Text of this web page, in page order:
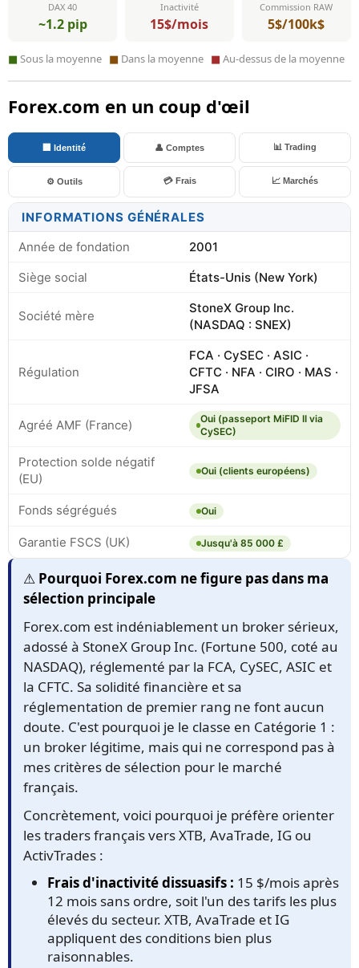
DAX 40
~1.2 pip
Inactivité
15$/mois
Commission RAW
5$/100k$
■Sous la moyenne ■ Dans la moyenne ■ Au-dessus de la moyenne
Forex.com en un coup d'œil
🏢 Identité 👤 Comptes 📊 Trading
⚙️ Outils 💳 Frais 📈 Marchés
INFORMATIONS GÉNÉRALES
Année de fondation
2001
Siège social
États-Unis (New York)
Société mère
StoneX Group Inc.
(NASDAQ : SNEX)
Régulation
FCA · CySEC · ASIC ·
CFTC · NFA · CIRO · MAS ·
JFSA
Agréé AMF (France)
Oui (passeport MiFID II via
CySEC)
Protection solde négatif
(EU)
Oui (clients européens)
Fonds ségrégués Oui
Garantie FSCS (UK) Jusqu'à 85 000 £
⚠️ Pourquoi Forex.com ne figure pas dans ma
sélection principale
Forex.com est indéniablement un broker sérieux,
adossé à StoneX Group Inc. (Fortune 500, coté au
NASDAQ), réglementé par la FCA, CySEC, ASIC et
la CFTC. Sa solidité financière et sa
réglementation de premier rang ne font aucun
doute. C'est pourquoi je le classe en Catégorie 1 :
un broker légitime, mais qui ne correspond pas à
mes critères de sélection pour le marché
français.
Concrètement, voici pourquoi je préfère orienter
les traders français vers XTB, AvaTrade, IG ou
ActivTrades :
Frais d'inactivité dissuasifs : 15 $/mois après
12 mois sans ordre, soit l'un des tarifs les plus
élevés du secteur. XTB, AvaTrade et IG
appliquent des conditions bien plus
raisonnables.